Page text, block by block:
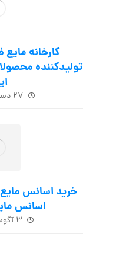
کارخانه
تولیدکننده
۲۷ دسامبر, ۲۰۲۵
خرید اسانس
اسانس
۳ آگوست, ۲۰۲۵